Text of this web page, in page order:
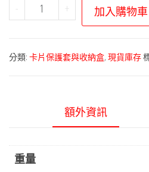
-
可
卡
高
+ 加入購物車
分類: 卡片保護套與收納盒, 現貨庫存
額外資訊
重量